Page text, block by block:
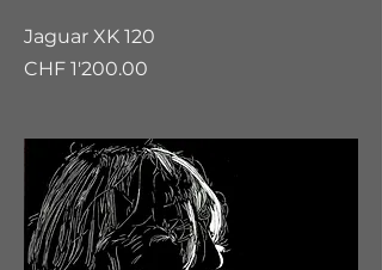
Jaguar XK 120
Preis
CHF 1'200.00